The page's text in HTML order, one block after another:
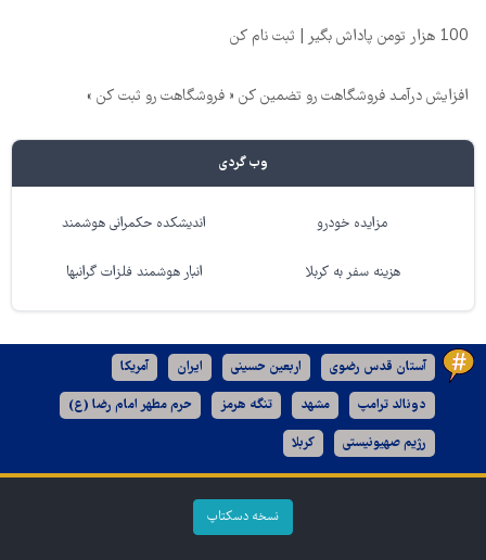
100 هزار تومن پاداش بگیر | ثبت نام کن
افزایش درآمـد فروشگاهت رو تضمین کن « فروشگاهت رو ثبت کن »
وب گردی
مزایده خودرو اندیشکده حکمرانی هوشمند
هزینه سفر به کربلا انبار هوشمند فلزات گرانبها
آستان قدس رضوی اربعین حسینی ایران آمریکا
دونالد ترامپ مشهد تنگه هرمز حرم مطهر امام رضا (ع)
رژیم صهیونیستی کربلا
نسخه دسکتاپ